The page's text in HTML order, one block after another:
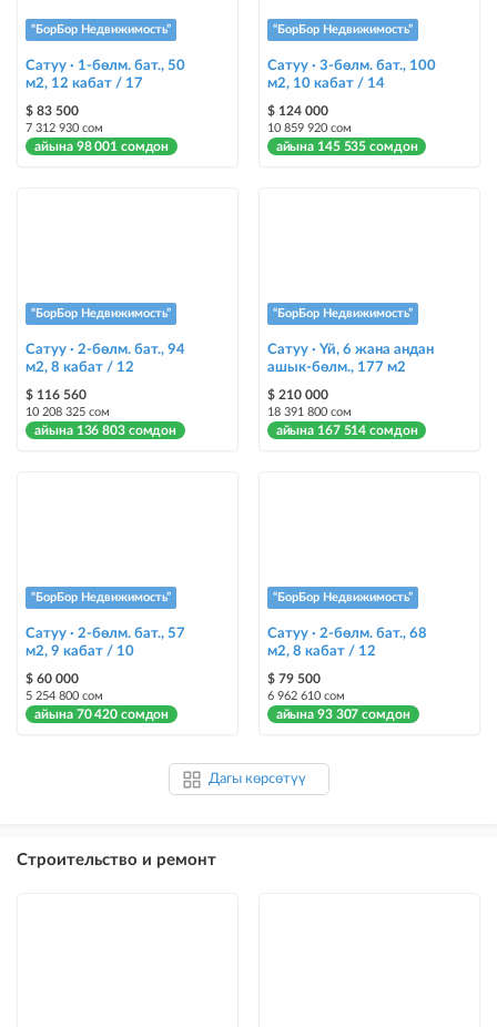
бөлүмүндө көрсөтүлөт
Чаптамалар
Опциялары бар жаркыраган стикерлер сиздин мүлкүңүздү
башкалардан өзгөчөлөнтүп, аны тезирээк сатууга жардам берет
“БорБор Недвижимость”
Сатуу · 1-бөлм. бат., 50
м2, 12 кабат / 17
$ 83 500
7 312 930 сом
айына 98 001 сомдон
“БорБор Недвижимость”
Сатуу · 3-бөлм. бат., 100
м2, 10 кабат / 14
$ 124 000
10 859 920 сом
айына 145 535 сомдон
“БорБор Недвижимость”
Сатуу · 2-бөлм. бат., 94
м2, 8 кабат / 12
$ 116 560
10 208 325 сом
айына 136 803 сомдон
“БорБор Недвижимость”
Сатуу · Үй, 6 жана андан
ашык-бөлм., 177 м2
$ 210 000
18 391 800 сом
айына 167 514 сомдон
“БорБор Недвижимость”
Сатуу · 2-бөлм. бат., 57
м2, 9 кабат / 10
$ 60 000
5 254 800 сом
айына 70 420 сомдон
“БорБор Недвижимость”
Сатуу · 2-бөлм. бат., 68
м2, 8 кабат / 12
$ 79 500
6 962 610 сом
айына 93 307 сомдон
Дагы көрсөтүү
Строительство и ремонт